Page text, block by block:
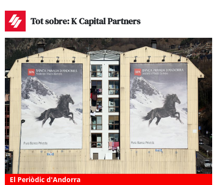
Tot sobre: K Capital Partners
El Periòdic d'Andorra